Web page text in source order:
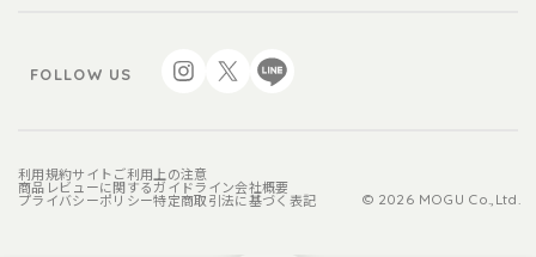
FOLLOW US
利用規約サイトご利用上の注意
商品レビューに関するガイドライン会社概要
プライバシーポリシー特定商取引法に基づく表記 © 2026 MOGU Co.,Ltd.